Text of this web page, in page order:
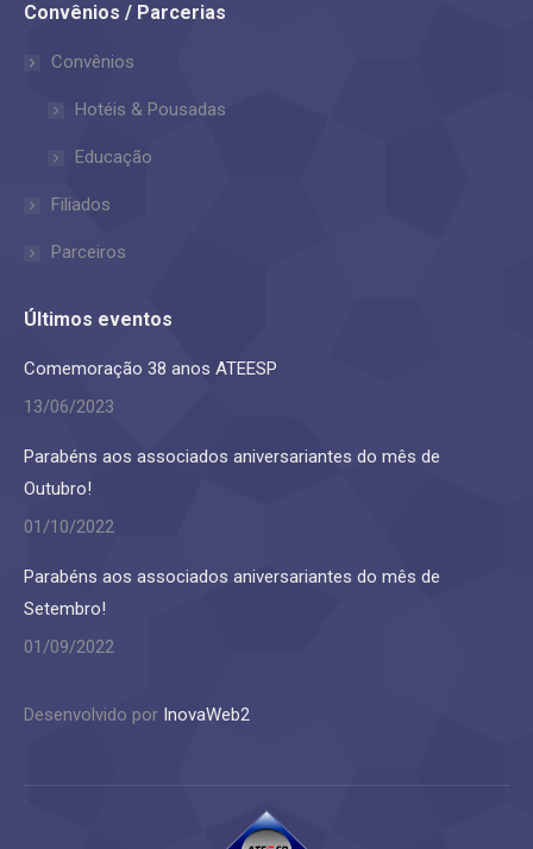
opens
window
opens
window
Convênios / Parcerias
Convênios
Hotéis & Pousadas
Educação
Filiados
Parceiros
Últimos eventos
Comemoração 38 anos ATEESP
13/06/2023
Parabéns aos associados aniversariantes do mês de
Outubro!
01/10/2022
Parabéns aos associados aniversariantes do mês de
Setembro!
01/09/2022
Desenvolvido por InovaWeb2